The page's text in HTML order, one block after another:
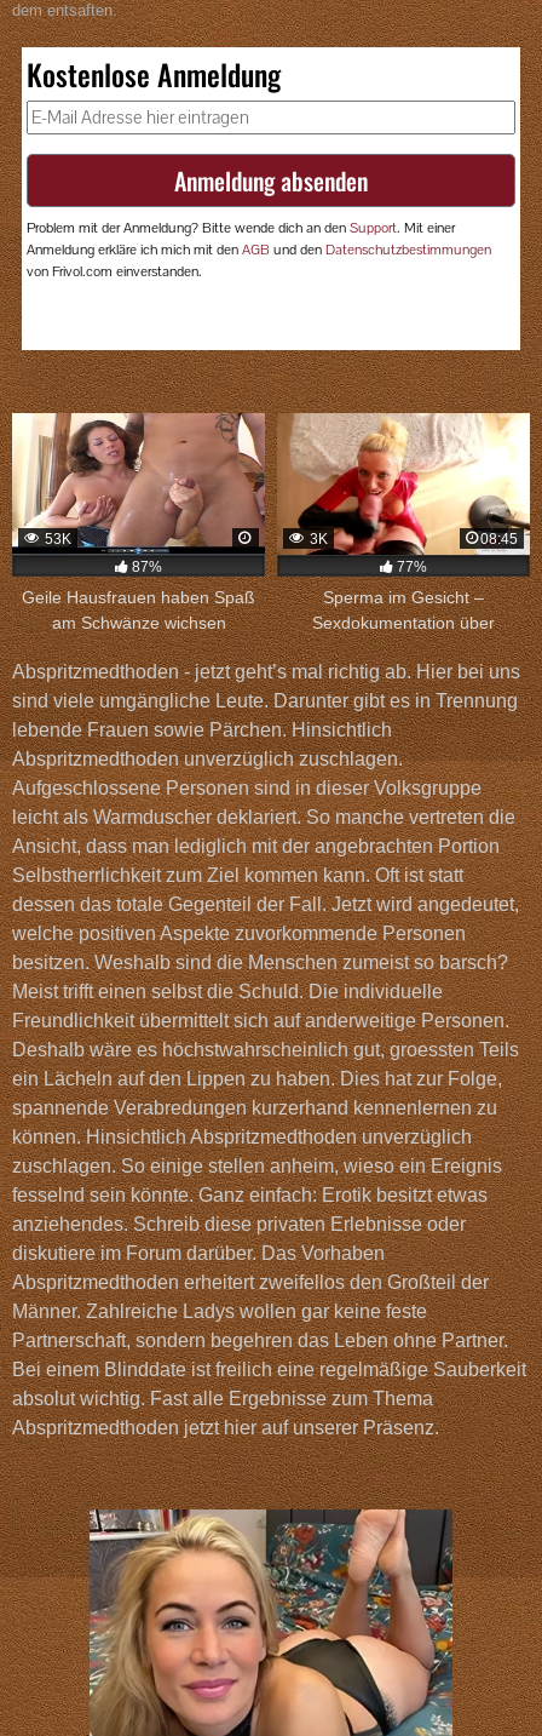
dem entsaften.
53K
87%
Geile Hausfrauen haben Spaß
am Schwänze wichsen
3K
08:45
77%
Sperma im Gesicht –
Sexdokumentation über
Abspritzmedthoden.
Abspritzmedthoden - jetzt geht’s mal richtig ab. Hier bei uns
sind viele umgängliche Leute. Darunter gibt es in Trennung
lebende Frauen sowie Pärchen. Hinsichtlich
Abspritzmedthoden unverzüglich zuschlagen.
Aufgeschlossene Personen sind in dieser Volksgruppe
leicht als Warmduscher deklariert. So manche vertreten die
Ansicht, dass man lediglich mit der angebrachten Portion
Selbstherrlichkeit zum Ziel kommen kann. Oft ist statt
dessen das totale Gegenteil der Fall. Jetzt wird angedeutet,
welche positiven Aspekte zuvorkommende Personen
besitzen. Weshalb sind die Menschen zumeist so barsch?
Meist trifft einen selbst die Schuld. Die individuelle
Freundlichkeit übermittelt sich auf anderweitige Personen.
Deshalb wäre es höchstwahrscheinlich gut, groessten Teils
ein Lächeln auf den Lippen zu haben. Dies hat zur Folge,
spannende Verabredungen kurzerhand kennenlernen zu
können. Hinsichtlich Abspritzmedthoden unverzüglich
zuschlagen. So einige stellen anheim, wieso ein Ereignis
fesselnd sein könnte. Ganz einfach: Erotik besitzt etwas
anziehendes. Schreib diese privaten Erlebnisse oder
diskutiere im Forum darüber. Das Vorhaben
Abspritzmedthoden erheitert zweifellos den Großteil der
Männer. Zahlreiche Ladys wollen gar keine feste
Partnerschaft, sondern begehren das Leben ohne Partner.
Bei einem Blinddate ist freilich eine regelmäßige Sauberkeit
absolut wichtig. Fast alle Ergebnisse zum Thema
Abspritzmedthoden jetzt hier auf unserer Präsenz.